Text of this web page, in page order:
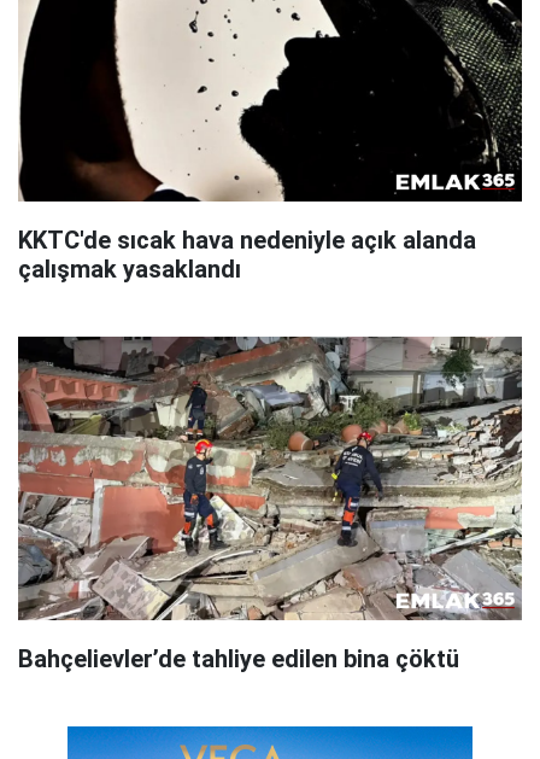
KKTC'de sıcak hava nedeniyle açık alanda
çalışmak yasaklandı
Bahçelievler’de tahliye edilen bina çöktü